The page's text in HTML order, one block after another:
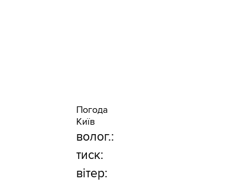
Погода
Київ
волог.:
тиск:
вітер: